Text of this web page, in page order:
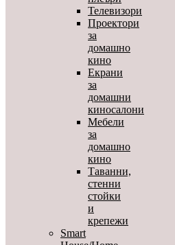
Телевизори
Проектори
за
домашно
кино
Екрани
за
домашни
киносалони
Мебели
за
домашно
кино
Таванни,
стенни
стойки
и
крепежи
Smart